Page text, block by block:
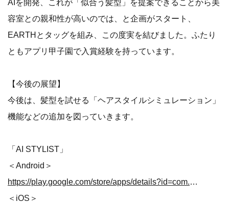
AIを開発、これが「似合う髪型」を提案できることから美
容室との親和性が高いのでは、と企画がスタート、
EARTHとタッグを組み、この度実を結びました。ふたり
ともアプリ甲子園で入賞経験を持っています。
【今後の展望】
今後は、髪型を試せる「ヘアスタイルシミュレーション」
機能などの追加を図っていきます。
「AI STYLIST」
＜Android＞
https://play.google.com/store/apps/details?id=com.shunsukeshoji.aistyllist_android
＜iOS＞